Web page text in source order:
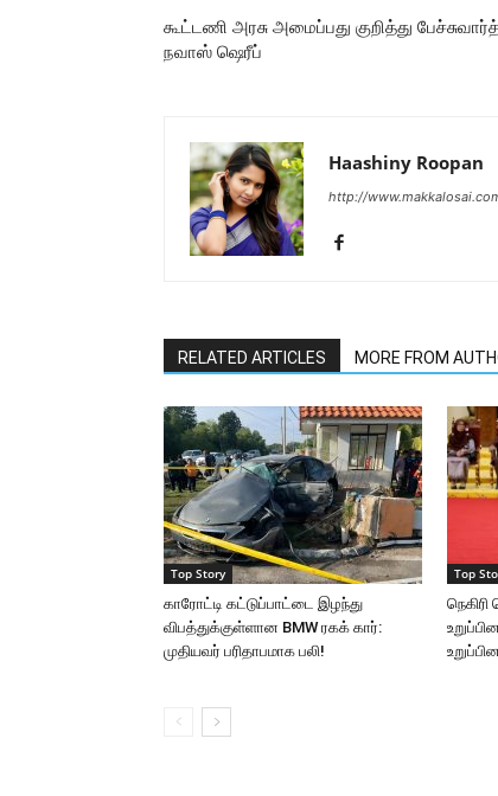
கூட்டணி அரசு அமைப்பது குறித்து
நவாஸ் ஷெரீப்
Haashiny Roopan
http://
RELATED ARTICLES MORE FROM
Top Story
காரோட்டி கட்டுப்பாட்டை இழந்து
விபத்துக்குள்ளான BMW ரகக் கார்:
முதியவர் பரிதாபமாக பலி!
Top